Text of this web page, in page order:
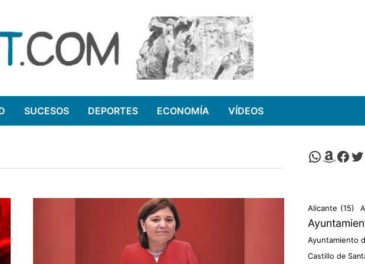
SUCESOS DEPORTES ECONOMÍA VÍDEOS
Canal de Whatsapp de
Comprar en
Alicante (15)
Ayuntamiento
Castillo de